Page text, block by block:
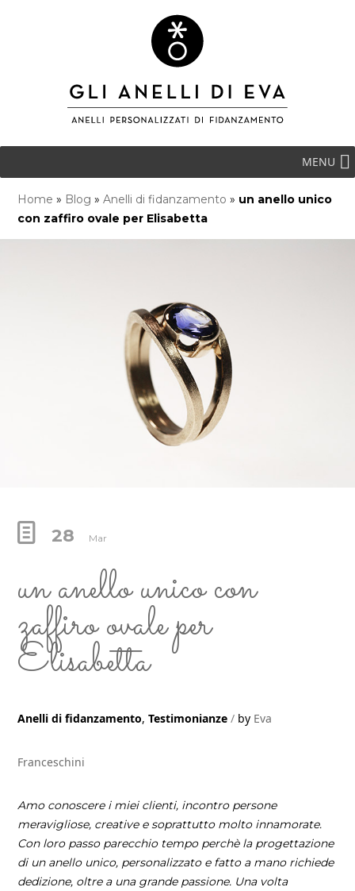
MENU
Home » Blog »Anelli di fidanzamento » un anello unico
con zaffiro ovale per Elisabetta
28 Mar
un anello unico con
zaffiro ovale per
Elisabetta
Anelli di fidanzamento,Testimonianze by Eva
Franceschini
Amo conoscere i miei clienti, incontro persone
meravigliose, creative e soprattutto molto innamorate.
Con loro passo parecchio tempo perchè la progettazione
di un anello unico, personalizzato e fatto a mano richiede
dedizione, oltre a una grande passione. Una volta